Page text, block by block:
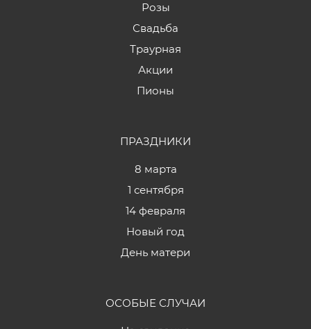
Розы
Свадьба
Траурная
Акции
Пионы
ПРАЗДНИКИ
8 марта
1 сентября
14 февраля
Новый год
День матери
ОСОБЫЕ СЛУЧАИ